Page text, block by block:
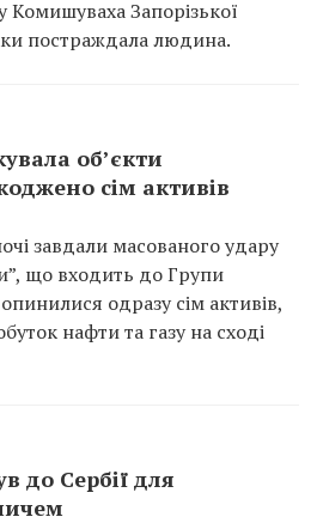
Запорізької
постраждала людина.
об’єкти
сім активів
завдали масованого удару
що входить до Групи
одразу сім активів,
нафти та газу на сході
до Сербії для